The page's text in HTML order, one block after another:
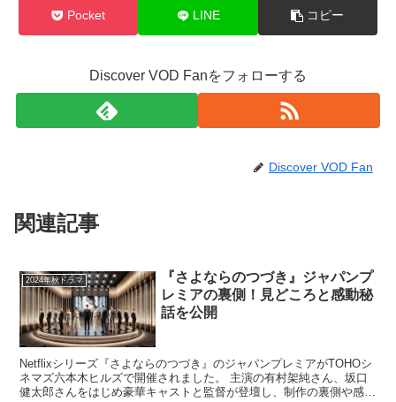
Pocket LINE コピー
Discover VOD Fanをフォローする
Discover VOD Fan
関連記事
2024年秋ドラマ
『さよならのつづき』ジャパンプ
レミアの裏側！見どころと感動秘
話を公開
Netflixシリーズ『さよならのつづき』のジャパンプレミアがTOHOシ
ネマズ六本木ヒルズで開催されました。 主演の有村架純さん、坂口
健太郎さんをはじめ豪華キャストと監督が登壇し、制作の裏側や感動